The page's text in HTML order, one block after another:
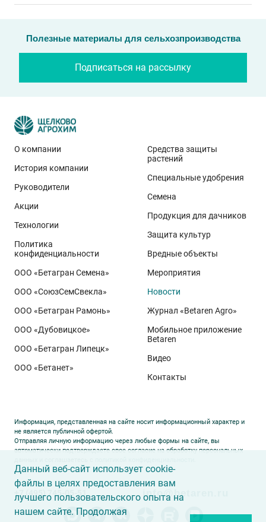
Эти результаты особенно показательны для
условий Приволжского федерального округа. Они
демонстрируют, что потенциал интенсивного сорта
реализуется при грамотном управлении
технологией: сбалансированном минеральном
питании, эффективной защите растений и точном
относится к новому поколению сортов орловского
биотипа озимой пшеницы. Это достижение
департамента селекции и семеноводства «Щёлково
Агрохим». Ей принадлежит рекорд
полученный в Орловской области в 2025 году.
Ермоловка максимально отзывчива на приёмы
интенсификации. Внесена в Государственный реестр
массивный поникающий колос и высокая
озернённость – до50–80
30у традиционных сортов. Именно такая
архитектура растения позволяет эффективно
использовать высокий агрофон и формировать
урожай, недостижимый для прежних селекционных
образцов.
Полезные материалы для сельхозпроизводства
Подписаться на рассылку
О компании
История компании
Руководители
Акции
Технологии
Политика
конфиденциальности
ООО «Бетагран Семена»
ООО «СоюзСемСвекла»
ООО «Бетагран Рамонь»
ООО «Дубовицкое»
ООО «Бетагран Липецк»
ООО «Бетанет»
Средства защиты
растений
Специальные удобрения
Семена
Продукция для дачников
Защита культур
Вредные объекты
Мероприятия
Новости
Журнал «Betaren Agro»
Мобильное приложение
Betaren
Видео
Контакты
Информация, представленная на сайте носит информационный характер и
не является публичной офертой.
Отправляя личную информацию через любые формы на сайте, вы
автоматически подтверждаете свое согласие на обработку персональных
+7 (495) 745-05-51 info@betaren.ru
Данный веб-сайт использует cookie-
файлы в целях предоставления вам
лучшего пользовательского опыта на
нашем сайте. Продолжая